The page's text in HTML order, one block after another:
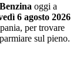
Benzina oggi a
6 agosto 2026
, per trovare
sul pieno.